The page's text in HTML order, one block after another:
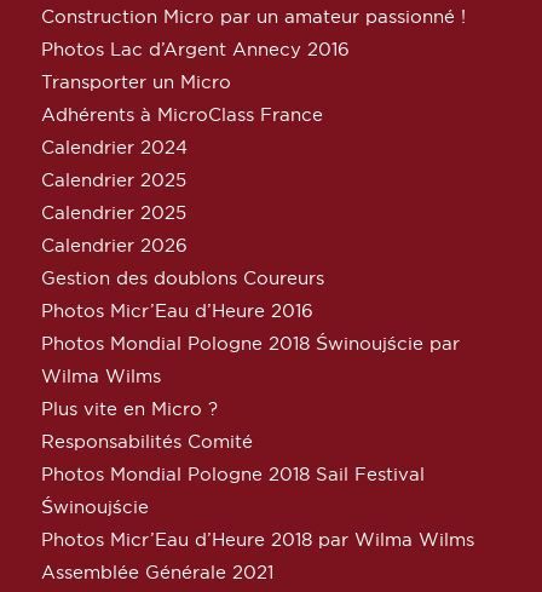
Construction Micro par un amateur passionné !
Photos Lac d’Argent Annecy 2016
Transporter un Micro
Adhérents à MicroClass France
Calendrier 2024
Calendrier 2025
Calendrier 2025
Calendrier 2026
Gestion des doublons Coureurs
Photos Micr’Eau d’Heure 2016
Photos Mondial Pologne 2018 Świnoujście par
Wilma Wilms
Plus vite en Micro ?
Responsabilités Comité
Photos Mondial Pologne 2018 Sail Festival
Świnoujście
Photos Micr’Eau d’Heure 2018 par Wilma Wilms
Assemblée Générale 2021